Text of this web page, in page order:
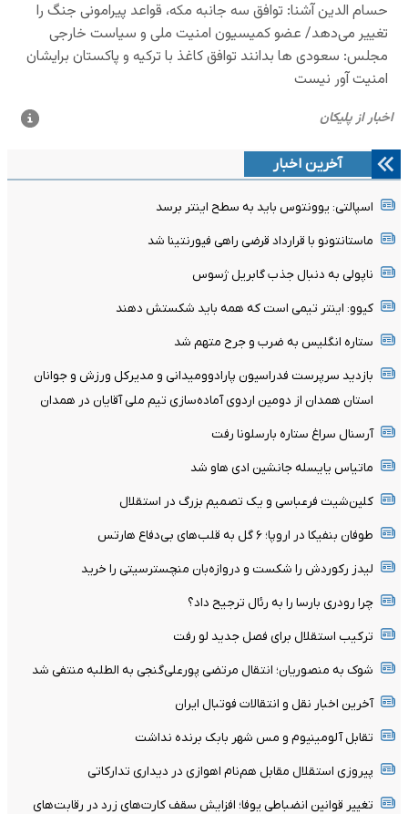
آخرین اخبار
اسپالتی: یوونتوس باید به سطح اینتر برسد
ماستانتونو با قرارداد قرضی راهی فیورنتینا شد
ناپولی به دنبال جذب گابریل ژسوس
کیوو: اینتر تیمی است که همه باید شکستش دهند
ستاره انگلیس به ضرب و جرح متهم شد
بازدید سرپرست فدراسیون پارادوومیدانی و مدیرکل ورزش و جوانان
استان همدان از دومین اردوی آماده‌سازی تیم ملی آقایان در همدان
آرسنال سراغ ستاره بارسلونا رفت
ماتیاس یایسله جانشین ادی هاو شد
کلین‌شیت فرعباسی و یک تصمیم بزرگ در استقلال
طوفان بنفیکا در اروپا؛ ۶ گل به قلب‌های بی‌دفاع هارتس
لیدز رکوردش را شکست و دروازه‌بان منچسترسیتی را خرید
چرا رودری بارسا را به رئال ترجیح داد؟
ترکیب استقلال برای فصل جدید لو رفت
شوک به منصوریان؛ انتقال مرتضی پورعلی‌گنجی به الطلبه منتفی شد
آخرین اخبار نقل و انتقالات فوتبال ایران
تقابل آلومینیوم و مس شهر بابک برنده نداشت
پیروزی استقلال مقابل هم‌نام اهوازی در دیداری تدارکاتی
تغییر قوانین انضباطی یوفا؛ افزایش سقف کارت‌های زرد در رقابت‌های